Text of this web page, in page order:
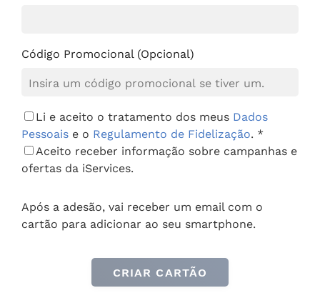
Código Promocional (Opcional)
Li e aceito o tratamento dos meus Dados
Pessoais e o Regulamento de Fidelização. *
Aceito receber informação sobre campanhas e
ofertas da iServices.
Após a adesão, vai receber um email com o
cartão para adicionar ao seu smartphone.
CRIAR CARTÃO